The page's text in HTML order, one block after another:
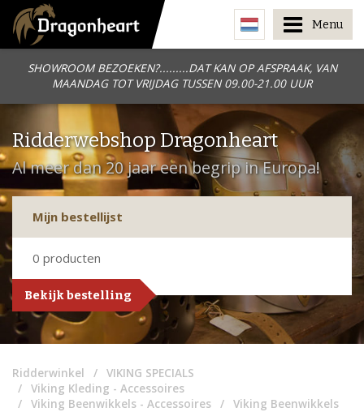
SHOWROOM BEZOEKEN?.........DAT KAN OP AFSPRAAK, VAN
MAANDAG TOT VRIJDAG TUSSEN 09.00-21.00 UUR
Menu
Ridderwebshop Dragonheart
Al meer dan 20 jaar een begrip in Europa!
Mijn bestellijst
0 producten
Bekijk bestelling
Ridderwinkel
VIKING SPECIALS
Viking Kleding - Accessoires
Viking Beenwikkels - Accessoires
Viking Beenwikkels